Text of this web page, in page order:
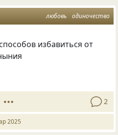
любовь одиночество
избавиться от
2
2025